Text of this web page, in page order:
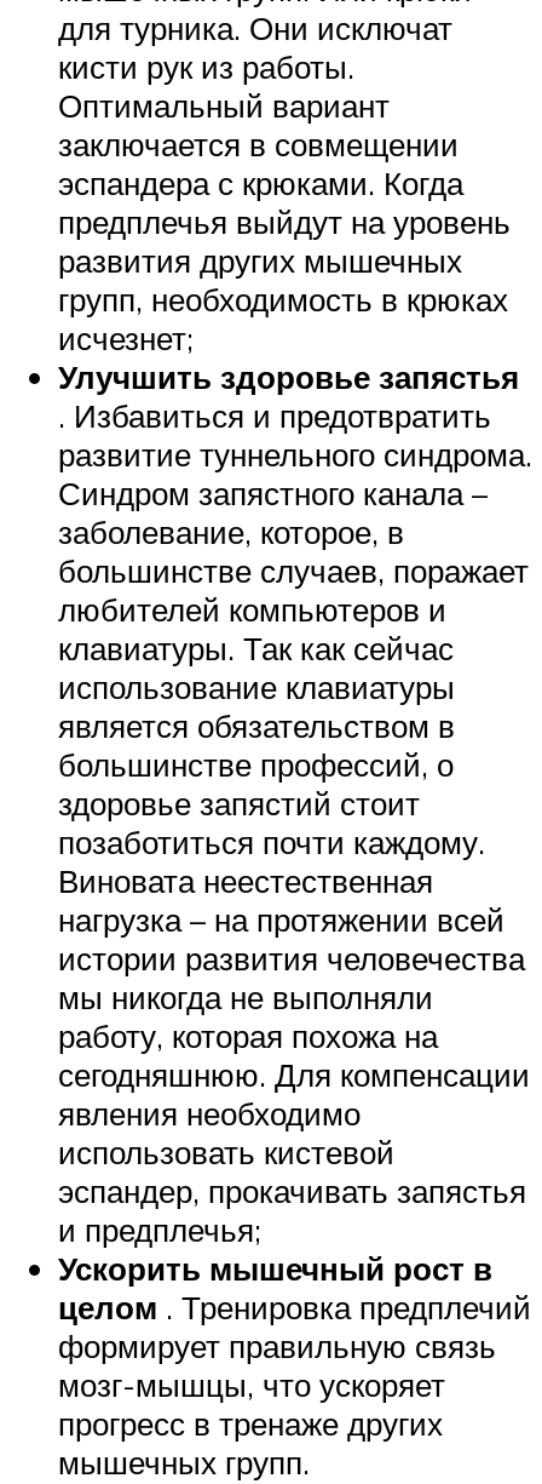
для турника. Они исключат
кисти рук из работы.
Оптимальный вариант
заключается в совмещении
эспандера с крюками. Когда
предплечья выйдут на уровень
развития других мышечных
групп, необходимость в крюках
исчезнет;
Улучшить здоровье запястья
. Избавиться и предотвратить
развитие туннельного синдрома.
Синдром запястного канала –
заболевание, которое, в
большинстве случаев, поражает
любителей компьютеров и
клавиатуры. Так как сейчас
использование клавиатуры
является обязательством в
большинстве профессий, о
здоровье запястий стоит
позаботиться почти каждому.
Виновата неестественная
нагрузка – на протяжении всей
истории развития человечества
мы никогда не выполняли
работу, которая похожа на
сегодняшнюю. Для компенсации
явления необходимо
использовать кистевой
эспандер, прокачивать запястья
и предплечья;
Ускорить мышечный рост в
целом . Тренировка предплечий
формирует правильную связь
мозг-мышцы, что ускоряет
прогресс в тренаже других
мышечных групп.